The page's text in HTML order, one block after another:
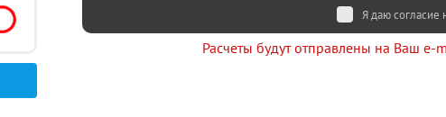
Я даю согласие
Расчеты будут отправлены на Ваш e-